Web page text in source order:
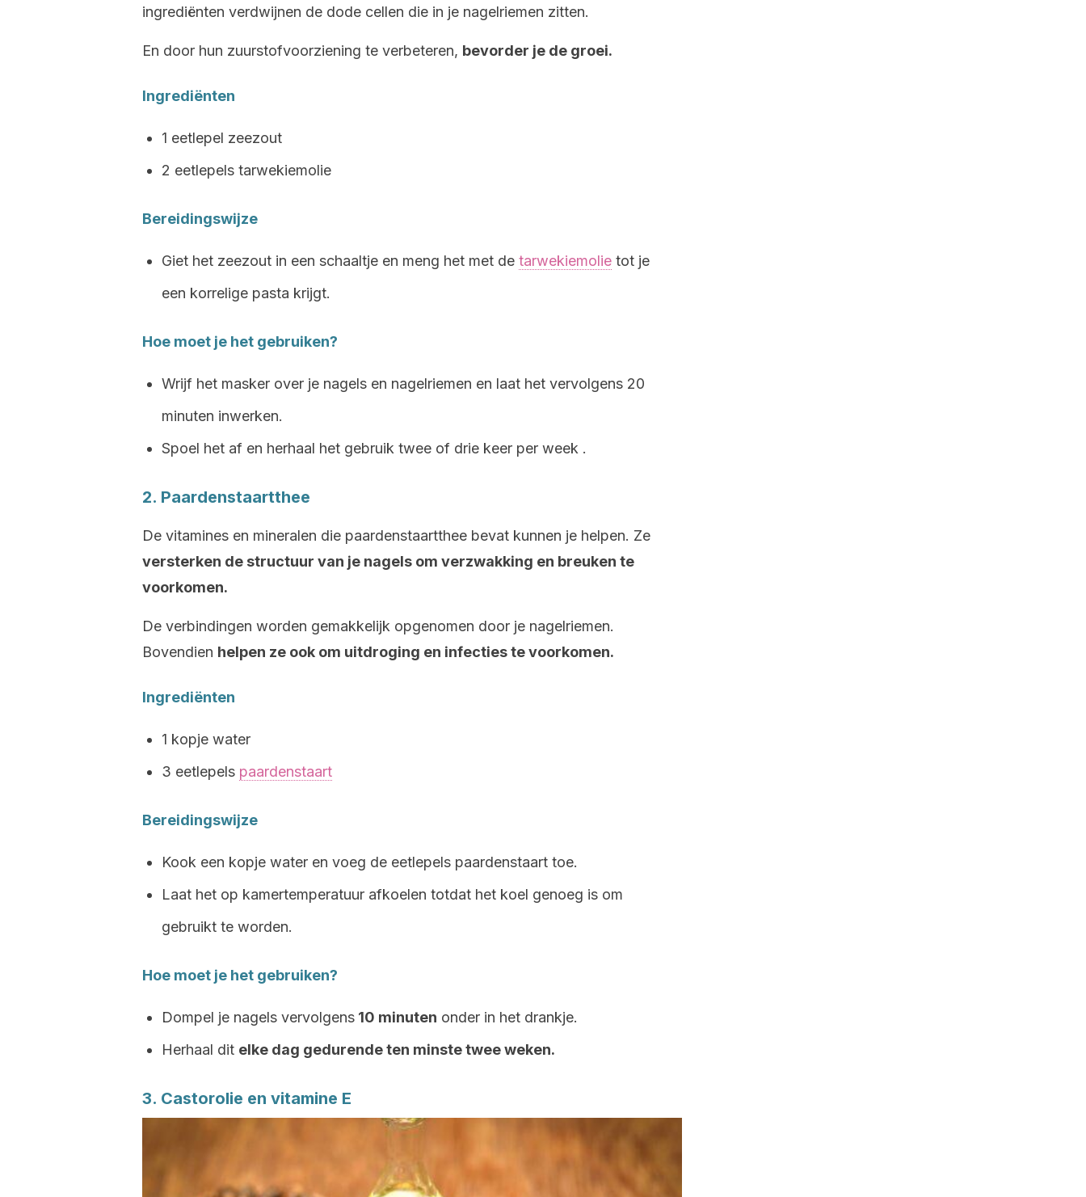
ingrediënten verdwijnen de dode cellen die in je nagelriemen zitten.
En door hun zuurstofvoorziening te verbeteren, bevorder je de groei.
Ingrediënten
1 eetlepel zeezout
2 eetlepels tarwekiemolie
Bereidingswijze
Giet het zeezout in een schaaltje en meng het met de tarwekiemolie tot je
een korrelige pasta krijgt.
Hoe moet je het gebruiken?
Wrijf het masker over je nagels en nagelriemen en laat het vervolgens 20
minuten inwerken.
Spoel het af en herhaal het gebruik twee of drie keer per week .
2. Paardenstaartthee
De vitamines en mineralen die paardenstaartthee bevat kunnen je helpen. Ze
versterken de structuur van je nagels om verzwakking en breuken te
voorkomen.
De verbindingen worden gemakkelijk opgenomen door je nagelriemen.
Bovendien helpen ze ook om uitdroging en infecties te voorkomen.
Ingrediënten
1 kopje water
3 eetlepels paardenstaart
Bereidingswijze
Kook een kopje water en voeg de eetlepels paardenstaart toe.
Laat het op kamertemperatuur afkoelen totdat het koel genoeg is om
gebruikt te worden.
Hoe moet je het gebruiken?
Dompel je nagels vervolgens 10 minuten onder in het drankje.
Herhaal dit elke dag gedurende ten minste twee weken.
3. Castorolie en vitamine E